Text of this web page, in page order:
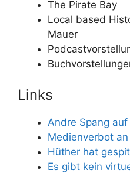
The Pirate Bay
Local based
Mauer
Links
Andre Spang
Medienverbot an
Hüther hat
Es gibt kein